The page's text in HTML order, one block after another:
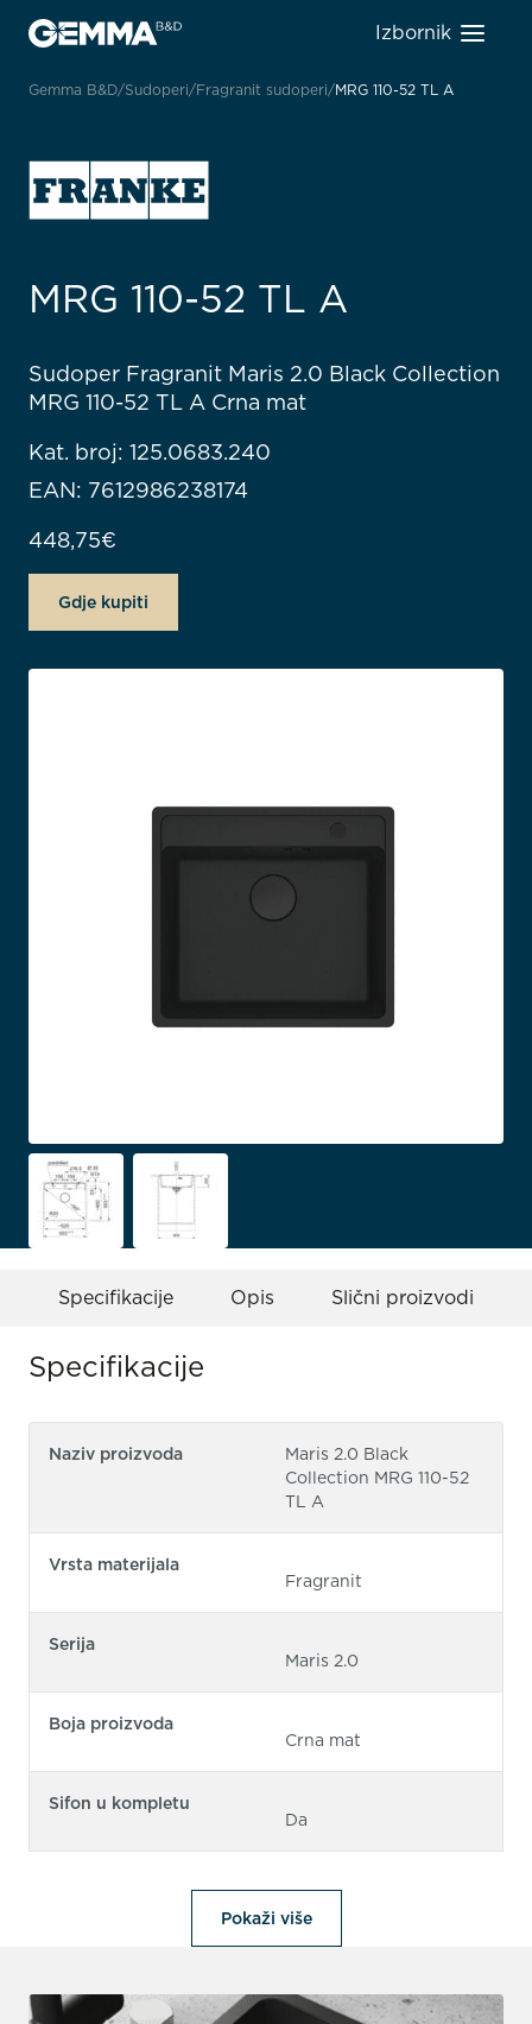
Izbornik
Gemma B&D Sudoperi Fragranit sudoperi MRG 110-52 TL A
MRG 110-52 TL A
Sudoper Fragranit Maris 2.0 Black Collection
MRG 110-52 TL A Crna mat
Kat. broj: 125.0683.240
EAN: 7612986238174
448,75€
Gdje kupiti
Specifikacije Opis Slični proizvodi
Specifikacije
Naziv proizvoda
Maris 2.0 Black
Collection MRG 110-52
TL A
Vrsta materijala
Fragranit
Serija
Maris 2.0
Boja proizvoda
Crna mat
Sifon u kompletu
Da
Pokaži više